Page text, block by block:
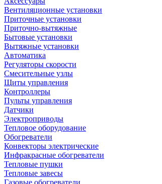
Вентиляционные установки
Приточные установки
Приточно-вытяжные
Бытовые установки
Вытяжные установки
Автоматика
Регуляторы скорости
Смесительные узлы
Щиты управления
Контроллеры
Пульты управления
Датчики
Электроприводы
Тепловое оборудование
Обогреватели
Конвекторы электрические
Инфракрасные обогреватели
Тепловые пушки
Тепловые завесы
Газовые обогреватели